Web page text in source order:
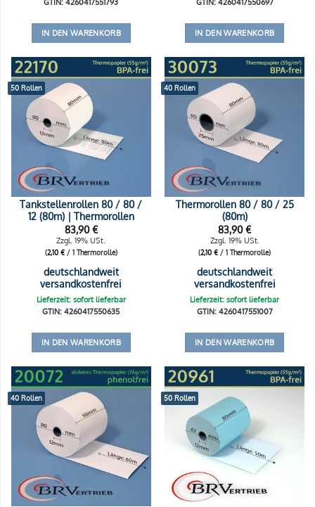
GTIN: 4260417551793
IN DEN WARENKORB
GTIN: 4260417550697
IN DEN WARENKORB
50 Rollen
Tankstellenrollen 80 / 80 /
12 (80m) | Thermorollen
83,90€
Zzgl. 19% USt.
(2,10 €/ 1 Thermorolle)
deutschlandweit
versandkostenfrei
Lieferzeit: sofort lieferbar
GTIN: 4260417550635
IN DEN WARENKORB
40 Rollen
Thermorollen 80 / 80 / 25
(80m)
83,90€
Zzgl. 19% USt.
(2,10€ / 1 Thermorolle)
deutschlandweit
versandkostenfrei
Lieferzeit: sofort lieferbar
GTIN: 4260417551007
IN DEN WARENKORB
40 Rollen 50 Rollen